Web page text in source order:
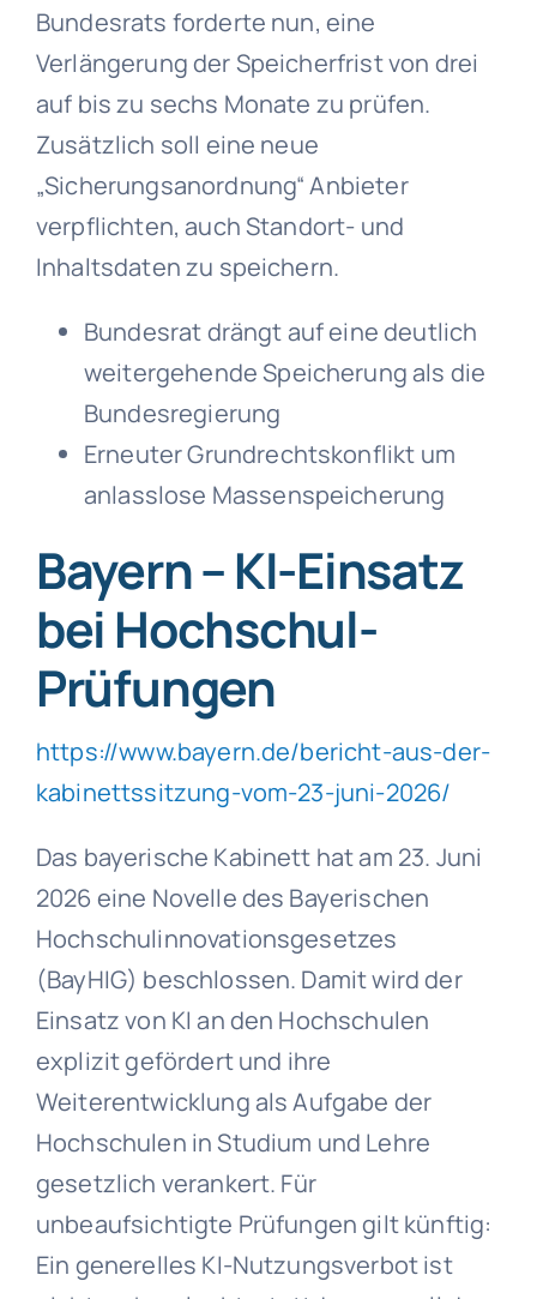
Bundesrats forderte nun, eine
Verlängerung der Speicherfrist von drei
auf bis zu sechs Monate zu prüfen.
Zusätzlich soll eine neue
„Sicherungsanordnung“ Anbieter
verpflichten, auch Standort- und
Inhaltsdaten zu speichern.
Bundesrat drängt auf eine deutlich
weitergehende Speicherung als die
Bundesregierung
Erneuter Grundrechtskonflikt um
anlasslose Massenspeicherung
Bayern – KI-Einsatz
bei Hochschul-
Prüfungen
https://www.bayern.de/bericht-aus-der-
kabinettssitzung-vom-23-juni-2026/
Das bayerische Kabinett hat am 23. Juni
2026 eine Novelle des Bayerischen
Hochschulinnovationsgesetzes
(BayHIG) beschlossen. Damit wird der
Einsatz von KI an den Hochschulen
explizit gefördert und ihre
Weiterentwicklung als Aufgabe der
Hochschulen in Studium und Lehre
gesetzlich verankert. Für
unbeaufsichtigte Prüfungen gilt künftig:
Ein generelles KI-Nutzungsverbot ist